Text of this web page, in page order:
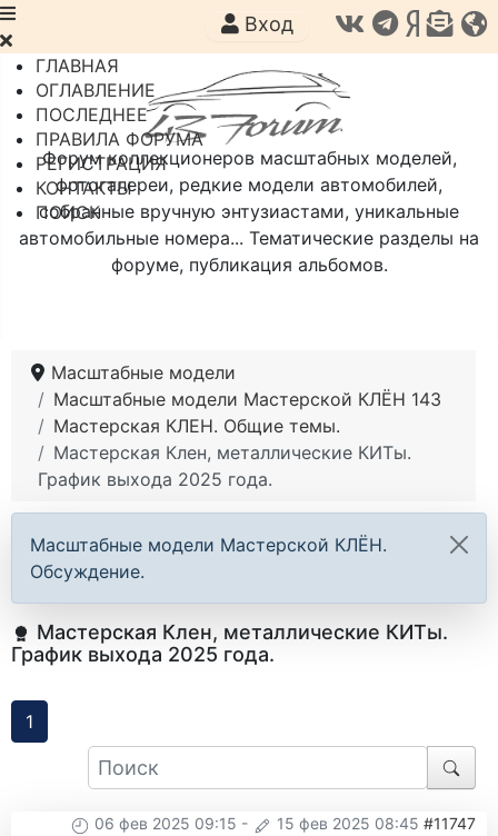
Форум коллекционеров масштабных моделей,
фотогалереи, редкие модели автомобилей,
собранные вручную энтузиастами, уникальные
автомобильные номера... Тематические разделы на
форуме, публикация альбомов.
Вход
ГЛАВНАЯ
ОГЛАВЛЕНИЕ
ПОСЛЕДНЕЕ
ПРАВИЛА ФОРУМА
РЕГИСТРАЦИЯ
КОНТАКТЫ
ПОИСК
Масштабные модели
Масштабные модели Мастерской КЛЁН 143
Мастерская КЛЕН. Общие темы.
Мастерская Клен, металлические КИТы.
График выхода 2025 года.
Масштабные модели Мастерской КЛЁН.
Обсуждение.
Мастерская Клен, металлические КИТы.
График выхода 2025 года.
1
06 фев 2025 09:15 - 15 фев 2025 08:45 #11747